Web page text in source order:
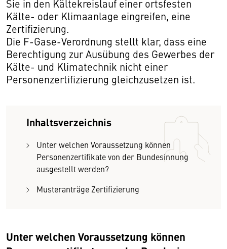
Sie in den Kältekreislauf einer ortsfesten
Kälte- oder Klimaanlage eingreifen, eine
Zertifizierung.
Die F-Gase-Verordnung stellt klar, dass eine
Berechtigung zur Ausübung des Gewerbes der
Kälte- und Klimatechnik nicht einer
Personenzertifizierung gleichzusetzen ist.
Inhaltsverzeichnis
Unter welchen Voraussetzung können
Personenzertifikate von der Bundesinnung
ausgestellt werden?
Musteranträge Zertifizierung
Unter welchen Voraussetzung können